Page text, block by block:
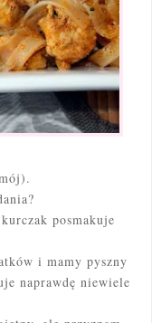
posmakuje
i mamy pyszny
naprawdę niewiele